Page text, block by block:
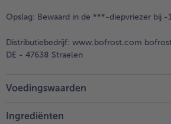
Opslag: Bewaard in de ***-diepvriezer bij -
Distributiebedrijf: www.bofrost.com
DE - 47638 Straelen
Voedingswaarden
Ingrediënten